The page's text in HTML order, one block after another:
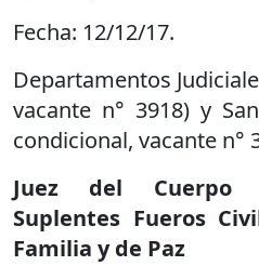
Fecha: 12/12/17.
Departamentos
vacante n° 3918) y
condicional, vacante n°
Juez del Cuerpo
Suplentes Fueros
Familia y de Paz